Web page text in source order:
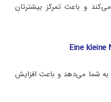
و باعث تمرکز بیشترتان
Eine
شما می‌دهد و باعث افزایش